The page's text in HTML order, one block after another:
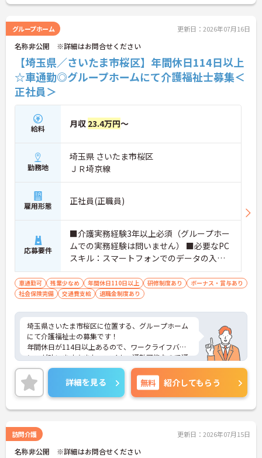
ュ休暇が支給されるため、しっかりと休息を取りな
がらオンオフのメリハリをつけて働けます。
・髪色やネイルなどが原則自由となっており、定年
65歳・再雇用70歳までの継続雇用制度のもとで、ご
自身のスタイルを保ちながら末永く活躍できます。
グループホーム 更新日：2026年07月16日
名称非公開 ※詳細はお問合せください
【埼玉県／さいたま市桜区】年間休日114日以上
☆車通勤◎グループホームにて介護福祉士募集＜
正社員＞
給料 月収 23.4万円～
勤務地
埼玉県 さいたま市桜区
ＪＲ埼京線
雇用形態 正社員(正職員)
応募要件
■介護実務経験3年以上必須（グループホー
ムでの実務経験は問いません） ■必要なPC
スキル：スマートフォンでのデータの入力
が必須
車通勤可 残業少なめ 年間休日110日以上 研修制度あり
ボーナス・賞与あり
社会保険完備
交通費支給 退職金制度あり
埼玉県さいたま市桜区に位置する、グループホーム
にて介護福祉士の募集です！
年間休日が114日以上あるので、ワークライフバラ
ンスが叶います☆また、マイカー通勤可能なので通
勤らくらくです◎
ご興味のある方には、面接対策ポイントなど、さら
に詳細をお話しいたしますのでお気軽にご相談くだ
さい！
詳細を見る 無料 紹介してもらう
訪問介護 更新日：2026年07月15日
名称非公開 ※詳細はお問合せください